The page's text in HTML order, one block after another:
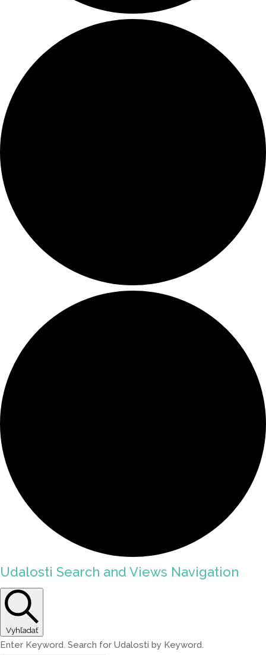
Udalosti Search and Views Navigation
Vyhľadať
Enter Keyword. Search for Udalosti by Keyword.